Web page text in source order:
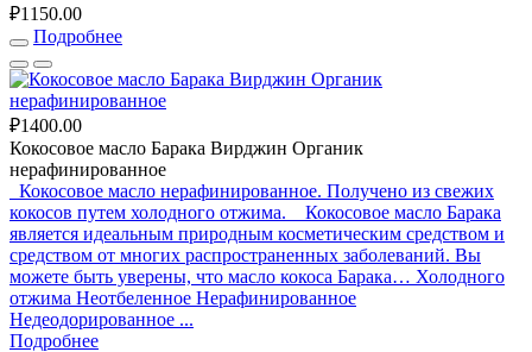
₽1150.00
Подробнее
₽1400.00
Кокосовое масло Барака Вирджин Органик
нерафинированное
Кокосовое масло нерафинированное. Получено из свежих
кокосов путем холодного отжима. Кокосовое масло Барака
является идеальным природным косметическим средством и
средством от многих распространенных заболеваний. Вы
можете быть уверены, что масло кокоса Барака… Холодного
отжима Неотбеленное Нерафинированное
Недеодорированное ...
Подробнее